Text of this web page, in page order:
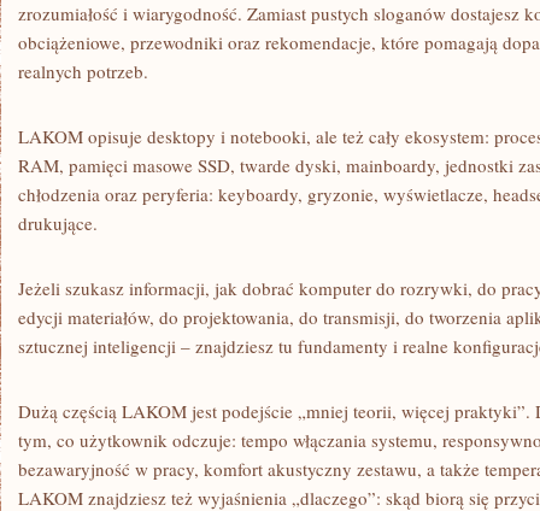
zrozumiałość i wiarygodność. Zamiast pustych sloganów dostajesz
obciążeniowe, przewodniki oraz rekomendacje, które pomagają
realnych potrzeb.
LAKOM opisuje desktopy i notebooki, ale też cały ekosystem:
RAM, pamięci masowe SSD, twarde dyski, mainboardy, jednostki
chłodzenia oraz peryferia: keyboardy, gryzonie, wyświetlacze,
drukujące.
Jeżeli szukasz informacji, jak dobrać komputer do rozrywki, do
edycji materiałów, do projektowania, do transmisji, do tworzenia
sztucznej inteligencji – znajdziesz tu fundamenty i realne
Dużą częścią LAKOM jest podejście „mniej teorii, więcej praktyki”.
tym, co użytkownik odczuje: tempo włączania systemu,
bezawaryjność w pracy, komfort akustyczny zestawu, a także
LAKOM znajdziesz też wyjaśnienia „dlaczego”: skąd biorą się